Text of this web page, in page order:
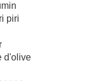
piri
d'olive